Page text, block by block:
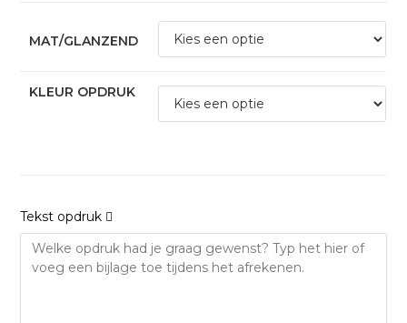
MAT/GLANZEND
KLEUR OPDRUK
Tekst opdruk